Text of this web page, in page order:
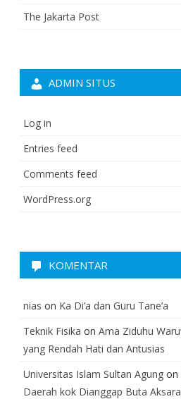
The Jakarta Post
ADMIN SITUS
Log in
Entries feed
Comments feed
WordPress.org
KOMENTAR
nias on Ka Di’a dan Guru Tane’a
Teknik Fisika on Ama Ziduhu
yang Rendah Hati dan Antusias
Universitas Islam Sultan Agung on
Daerah kok Dianggap Buta